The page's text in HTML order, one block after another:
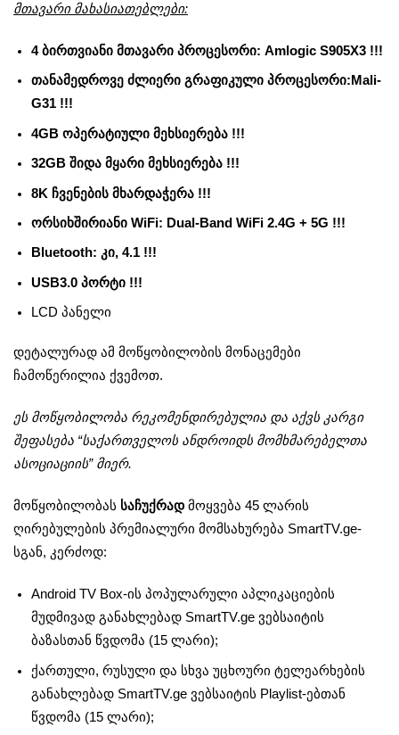
მთავარი მახასიათებლები:
4 ბირთვიანი მთავარი პროცესორი: Amlogic S905X3 !!!
თანამედროვე ძლიერი გრაფიკული პროცესორი:Mali-
G31 !!!
4GB ოპერატიული მეხსიერება !!!
32GB შიდა მყარი მეხსიერება !!!
8K ჩვენების მხარდაჭერა !!!
ორსიხშირიანი WiFi: Dual-Band WiFi 2.4G + 5G !!!
Bluetooth: კი, 4.1 !!!
USB3.0 პორტი !!!
LCD პანელი
დეტალურად ამ მოწყობილობის მონაცემები
ჩამოწერილია ქვემოთ.
ეს მოწყობილობა რეკომენდირებულია და აქვს კარგი
შეფასება “საქართველოს ანდროიდს მომხმარებელთა
ასოციაციის” მიერ.
მოწყობილობას საჩუქრად მოყვება 45 ლარის
ღირებულების პრემიალური მომსახურება SmartTV.ge-
სგან, კერძოდ:
Android TV Box-ის პოპულარული აპლიკაციების
მუდმივად განახლებად SmartTV.ge ვებსაიტის
ბაზასთან წვდომა (15 ლარი);
ქართული, რუსული და სხვა უცხოური ტელეარხების
განახლებად SmartTV.ge ვებსაიტის Playlist-ებთან
წვდომა (15 ლარი);